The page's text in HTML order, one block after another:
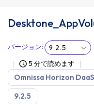
バージョン: 9.2.5
5 分で読めます
Omnissa Horizon DaaS
9.2.5